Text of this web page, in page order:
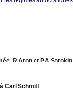
R.Aron et P.A.Sorokin
Carl Schmitt